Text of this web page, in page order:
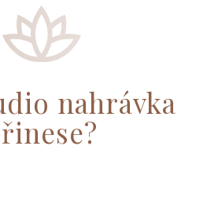
nahrávka